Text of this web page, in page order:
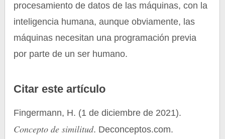
procesamiento de datos de las máquinas, con la
inteligencia humana, aunque obviamente, las
máquinas necesitan una programación previa
por parte de un ser humano.
Citar este artículo
Fingermann, H. (1 de diciembre de 2021).
Concepto de similitud. Deconceptos.com.